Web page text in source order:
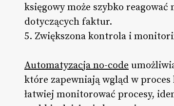
księgowy może szybko
dotyczących faktur.
5. Zwiększona kontrola i
Automatyzacja no-code
które zapewniają wgląd w
łatwiej monitorować procesy,